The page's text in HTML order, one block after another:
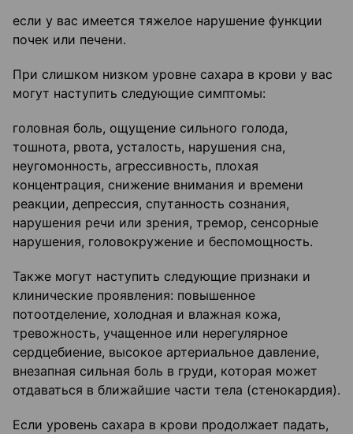
если у вас имеется тяжелое нарушение функции
почек или печени.
При слишком низком уровне сахара в крови у вас
могут наступить следующие симптомы:
головная боль, ощущение сильного голода,
тошнота, рвота, усталость, нарушения сна,
неугомонность, агрессивность, плохая
концентрация, снижение внимания и времени
реакции, депрессия, спутанность сознания,
нарушения речи или зрения, тремор, сенсорные
нарушения, головокружение и беспомощность.
Также могут наступить следующие признаки и
клинические проявления: повышенное
потоотделение, холодная и влажная кожа,
тревожность, учащенное или нерегулярное
сердцебиение, высокое артериальное давление,
внезапная сильная боль в груди, которая может
отдаваться в ближайшие части тела (стенокардия).
Если уровень сахара в крови продолжает падать,